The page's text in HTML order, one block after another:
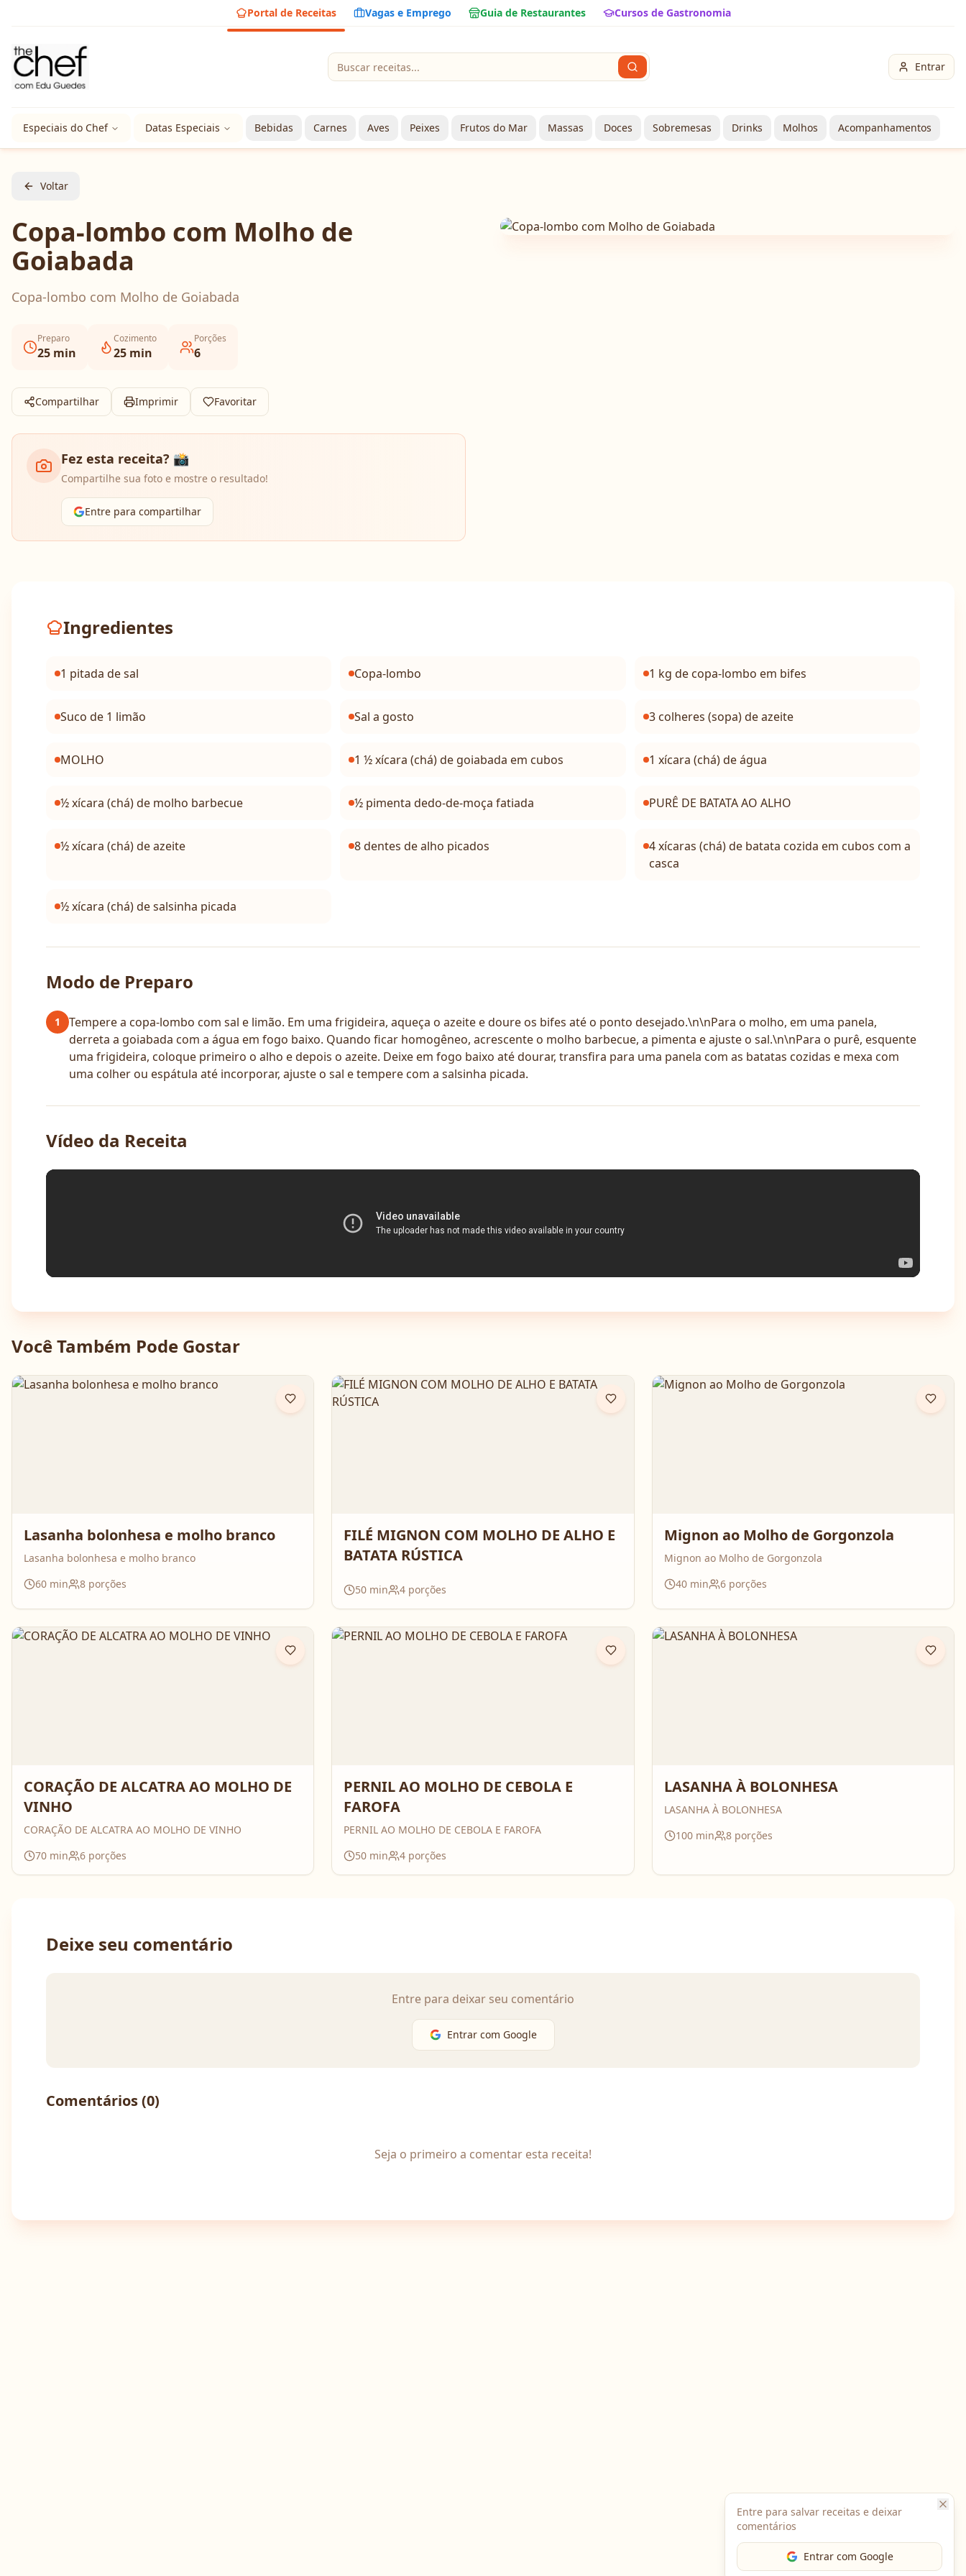
Entre para salvar receitas e deixar
comentários
Entrar com Google
Portal de Receitas Vagas e Emprego Guia de Restaurantes Cursos de Gastronomia
Entrar
Especiais do Chef Datas Especiais Bebidas Carnes Aves Peixes Frutos do Mar Massas Doces Sobremesas Drinks Molhos Acompanhamentos
Voltar
Copa-lombo com Molho de
Goiabada
Copa-lombo com Molho de Goiabada
Preparo
25 min
Cozimento
25 min
Porções
6
Compartilhar Imprimir Favoritar
Fez esta receita? 📸
Compartilhe sua foto e mostre o resultado!
Entre para compartilhar
Ingredientes
1 pitada de sal Copa-lombo 1 kg de copa-lombo em bifes
Suco de 1 limão Sal a gosto 3 colheres (sopa) de azeite
MOLHO 1 ½ xícara (chá) de goiabada em cubos 1 xícara (chá) de água
½ xícara (chá) de molho barbecue ½ pimenta dedo-de-moça fatiada PURÊ DE BATATA AO ALHO
½ xícara (chá) de azeite 8 dentes de alho picados
4 xícaras (chá) de batata cozida em cubos com a
casca
½ xícara (chá) de salsinha picada
Modo de Preparo
1
Tempere a copa-lombo com sal e limão. Em uma frigideira, aqueça o azeite e doure os bifes até o ponto desejado.\n\nPara o molho, em uma panela,
derreta a goiabada com a água em fogo baixo. Quando ficar homogêneo, acrescente o molho barbecue, a pimenta e ajuste o sal.\n\nPara o purê, esquente
uma frigideira, coloque primeiro o alho e depois o azeite. Deixe em fogo baixo até dourar, transfira para uma panela com as batatas cozidas e mexa com
uma colher ou espátula até incorporar, ajuste o sal e tempere com a salsinha picada.
Vídeo da Receita
Você Também Pode Gostar
Lasanha bolonhesa e molho branco
Lasanha bolonhesa e molho branco
60 min 8 porções
FILÉ MIGNON COM MOLHO DE ALHO E
BATATA RÚSTICA
50 min 4 porções
Mignon ao Molho de Gorgonzola
Mignon ao Molho de Gorgonzola
40min 6porções
CORAÇÃO DE ALCATRA AO MOLHO DE
VINHO
CORAÇÃO DE ALCATRA AO MOLHO DE VINHO
70 min 6 porções
PERNIL AO MOLHO DE CEBOLA E
FAROFA
PERNIL AO MOLHO DE CEBOLA E FAROFA
50 min 4 porções
LASANHA À BOLONHESA
LASANHA À BOLONHESA
100min 8porções
Deixe seu comentário
Entre para deixar seu comentário
Entrar com Google
Comentários (0)
Seja o primeiro a comentar esta receita!